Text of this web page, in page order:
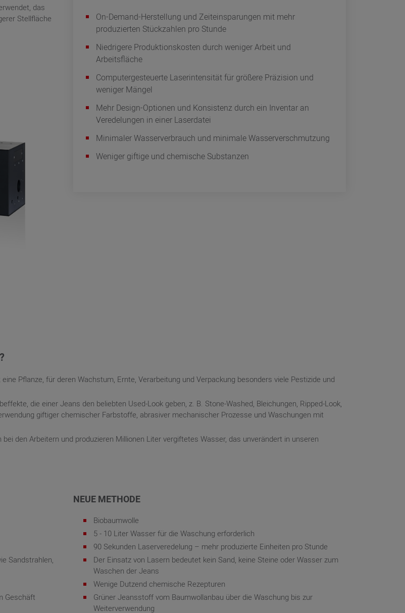
das
Stellfläche
On-Demand-Herstellung und Zeiteinsparungen mit mehr
produzierten Stückzahlen pro Stunde
Niedrigere Produktionskosten durch weniger Arbeit und
Arbeitsfläche
Computergesteuerte Laserintensität für größere Präzision und
weniger Mängel
Mehr Design-Optionen und Konsistenz durch ein Inventar an
Veredelungen in einer Laserdatei
Minimaler Wasserverbrauch und minimale Wasserverschmutzung
Weniger giftige und chemische Substanzen
Pflanze, für deren Wachstum, Ernte, Verarbeitung und Verpackung besonders viele Pestizide und
die einer Jeans den beliebten Used-Look geben, z. B. Stone-Washed, Bleichungen, Ripped-Look,
giftiger chemischer Farbstoffe, abrasiver mechanischer Prozesse und Waschungen mit
den Arbeitern und produzieren Millionen Liter vergiftetes Wasser, das unverändert in unseren
Sandstrahlen,
Geschäft
NEUE METHODE
Biobaumwolle
5 - 10 Liter Wasser für die Waschung erforderlich
90 Sekunden Laserveredelung – mehr produzierte Einheiten pro Stunde
Der Einsatz von Lasern bedeutet kein Sand, keine Steine oder Wasser zum
Waschen der Jeans
Wenige Dutzend chemische Rezepturen
Grüner Jeansstoff vom Baumwollanbau über die Waschung bis zur
Weiterverwendung